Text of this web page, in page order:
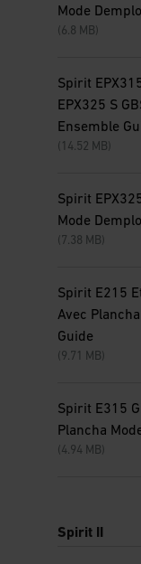
Mode
(6.8 MB)
Spirit
EPX325 S
Ensemble
(14.52 MB)
Spirit
Mode
(7.38 MB)
Spirit E215
Avec
Guide
(9.71 MB)
Spirit E315
Plancha
(4.94 MB)
Spirit II